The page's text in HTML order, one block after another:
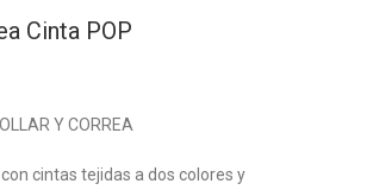
Cinta POP
Y CORREA
cintas tejidas a dos colores y